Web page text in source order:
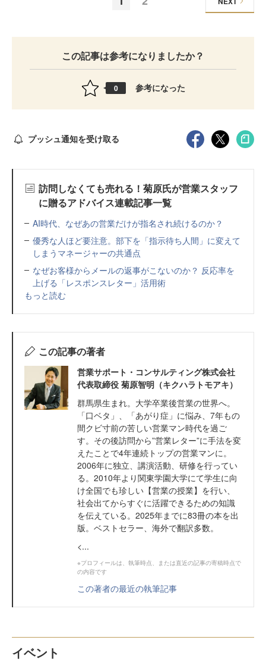
この記事は参考になりましたか？
0 参考になった
プッシュ通知を受け取る
訪問しなくても売れる！菊原氏が営業スタッフ
に贈るアドバイス連載記事一覧
AI時代、なぜあの営業だけが指名され続けるのか？
優秀な人ほど要注意。部下を「指示待ち人間」に変えて
しまうマネージャーの共通点
なぜお客様からメールの返事がこないのか？ 反応率を
上げる「レスポンスレター」活用術
もっと読む
この記事の著者
営業サポート・コンサルティング株式会社
代表取締役 菊原智明（キクハラトモアキ）
群馬県生まれ。大学卒業後営業の世界へ。
「口ベタ」、「あがり症」に悩み、7年もの
間クビ寸前の苦しい営業マン時代を過ご
す。その後訪問から”営業レター”に手法を変
えたことで4年連続トップの営業マンに。
2006年に独立、講演活動、研修を行ってい
る。2010年より関東学園大学にて学生に向
け全国でも珍しい【営業の授業】を行い、
社会出てからすぐに活躍できるための知識
を伝えている。2025年までに83冊の本を出
版。ベストセラー、海外で翻訳多数。
<...
※プロフィールは、執筆時点、または直近の記事の寄稿時点で
の内容です
この著者の最近の執筆記事
イベント